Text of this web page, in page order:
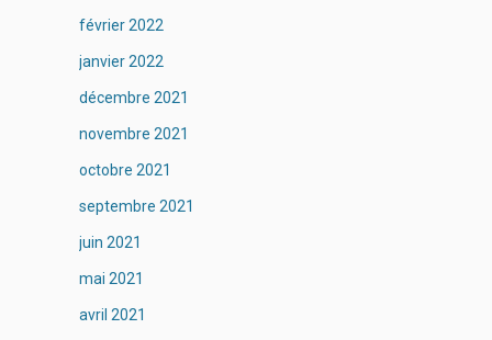
février 2022
janvier 2022
décembre 2021
novembre 2021
octobre 2021
septembre 2021
juin 2021
mai 2021
avril 2021